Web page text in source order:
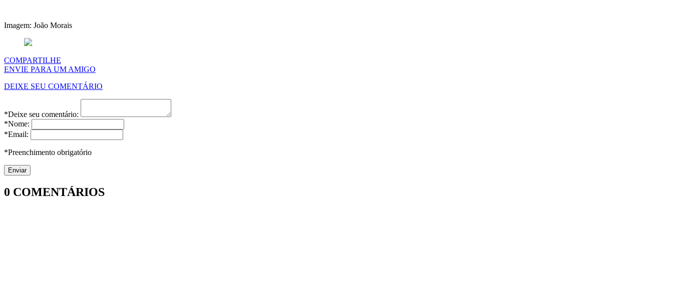
Imagem: João Morais
COMPARTILHE
ENVIE PARA UM AMIGO
DEIXE SEU COMENTÁRIO
*Deixe seu comentário:
*Nome:
*Email:
*Preenchimento obrigatório
0 COMENTÁRIOS